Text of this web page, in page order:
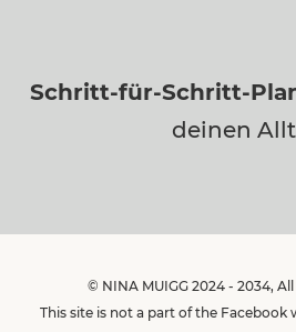
Schritt-für-Schritt-
deinen
© NINA MUIGG 2024 - 2034,
This site is not a part of the Facebook